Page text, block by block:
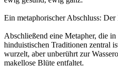
Ein metaphorischer Abschluss:
Abschließend eine Metapher, die
hinduistischen Traditionen zentral
wurzelt, aber unberührt zur
makellose Blüte entfaltet.